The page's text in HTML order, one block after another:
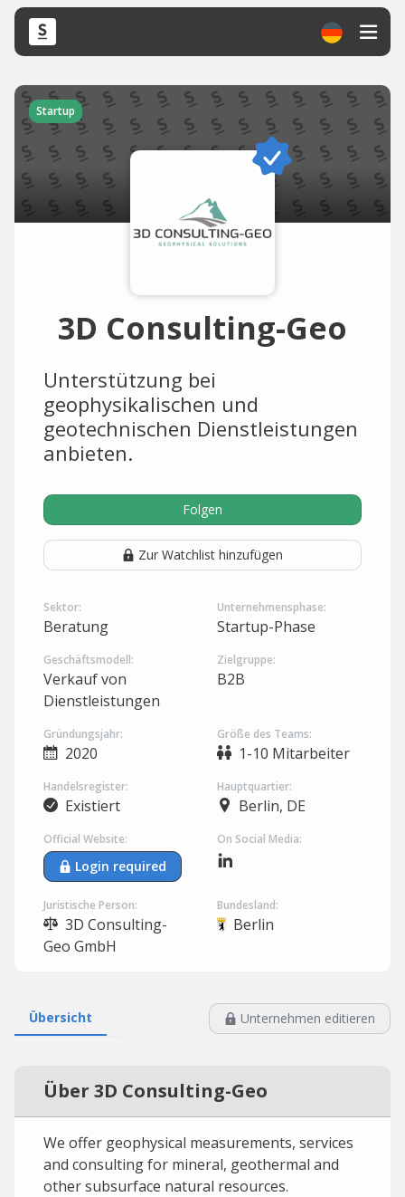
Startup
3D Consulting-Geo
Unterstützung bei
geophysikalischen und
geotechnischen Dienstleistungen
anbieten.
Folgen
Zur Watchlist hinzufügen
Sektor:
Beratung
Unternehmensphase:
Startup-Phase
Geschäftsmodell:
Verkauf von
Dienstleistungen
Zielgruppe:
B2B
Gründungsjahr:
2020
Größe des Teams:
1-10 Mitarbeiter
Handelsregister:
Existiert
Hauptquartier:
Berlin, DE
Official Website:
Login required
On Social Media:
Juristische Person:
3D Consulting-
Geo GmbH
Bundesland:
Berlin
Übersicht Unternehmen editieren
Über 3D Consulting-Geo
We offer geophysical measurements, services
and consulting for mineral, geothermal and
other subsurface natural resources.